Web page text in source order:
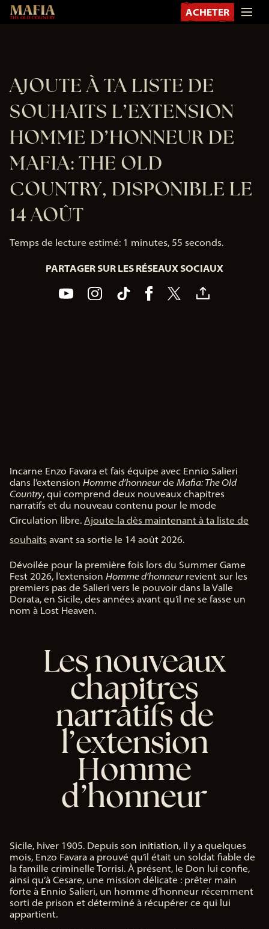
ACHETER
AJOUTE À TA LISTE DE
SOUHAITS L’EXTENSION
HOMME D’HONNEUR DE
MAFIA: THE OLD
COUNTRY, DISPONIBLE LE
14 AOÛT
Temps de lecture estimé 1 minutes, 55 seconds
PARTAGER SUR LES RÉSEAUX SOCIAUX
A
c
c
p
t
P
l
a
y
uan
de
con
fide
ntia
lité
Incarne Enzo Favara et fais équipe avec Ennio Salieri
dans l’extension Homme d’honneurde Mafia: The Old
Country, qui comprend deux nouveaux chapitres
narratifs et du nouveau contenu pour le mode
Circulation libre. Ajoute-la dès maintenant à ta liste de
souhaits avant sa sortie le 14 août 2026.
Dévoilée pour la première fois lors du Summer Game
Fest 2026, l’extension Homme d’honneurrevient sur les
premiers pas de Salieri vers le pouvoir dans la Valle
Dorata, en Sicile, des années avant qu’il ne se fasse un
nom à Lost Heaven.
Les nouveaux
chapitres
narratifs de
l’extension
Homme
d’honneur
Sicile, hiver 1905. Depuis son initiation, il y a quelques
mois, Enzo Favara a prouvé qu’il était un soldat fiable de
la famille criminelle Torrisi. À présent, le Don lui confie,
ainsi qu’à Cesare, une mission délicate : prêter main
forte à Ennio Salieri, un homme d’honneur récemment
sorti de prison et déterminé à récupérer ce qui lui
appartient.